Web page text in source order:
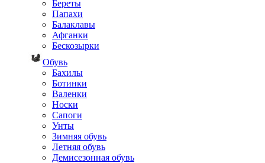
Береты
Папахи
Балаклавы
Афганки
Бескозырки
Обувь
Бахилы
Ботинки
Валенки
Носки
Сапоги
Унты
Зимняя обувь
Летняя обувь
Демисезонная обувь